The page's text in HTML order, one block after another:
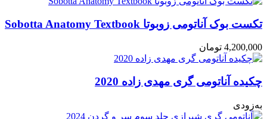
تکست بوک آناتومی زوبوتا Sobotta Anatomy Textbook
4,200,000 تومان
چکیده آناتومی گری مهدی زاده 2020
به‌زودی